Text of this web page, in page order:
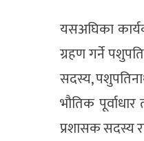
यसअघिका
ग्रहण गर्ने
सदस्य,
भौतिक
प्रशासक सदस्य